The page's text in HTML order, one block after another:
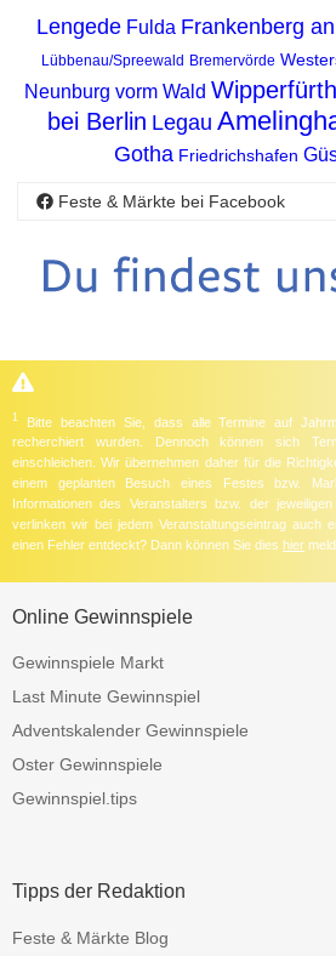
Lengede Fulda Frankenberg
Lübbenau/Spreewald Bremervörde
Neunburg vorm Wald Wipperfürth
bei Berlin Legau
Gotha Friedrichshafen
Feste & Märkte bei Facebook
1
Bitte beachten Sie, dass alle Termine auf
recherchiert wurden. Dennoch können sich
einschleichen. Wir übernehmen daher für die
einem geplanten Besuch eines Festes bzw.
Informationen des Veranstalters bzw. der
verlinken wir bei jedem Veranstaltungseintrag auch
einen Fehler entdeckt? Dann können Sie dies hier
Online Gewinnspiele
Gewinnspiele Markt
Last Minute Gewinnspiel
Adventskalender Gewinnspiele
Oster Gewinnspiele
Gewinnspiel.tips
Tipps der Redaktion
Feste & Märkte Blog